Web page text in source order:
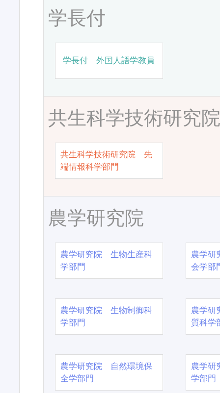
学長付
学長付 外国人語学教員
共生科学技術研究
共生科学技術研究院 先
端情報科学部門
農学研究院
農学研究院 生物生産科
学部門
農学
会学部
農学研究院 生物制御科
学部門
農学
質科学
農学研究院 自然環境保
全学部門
農学
学部門